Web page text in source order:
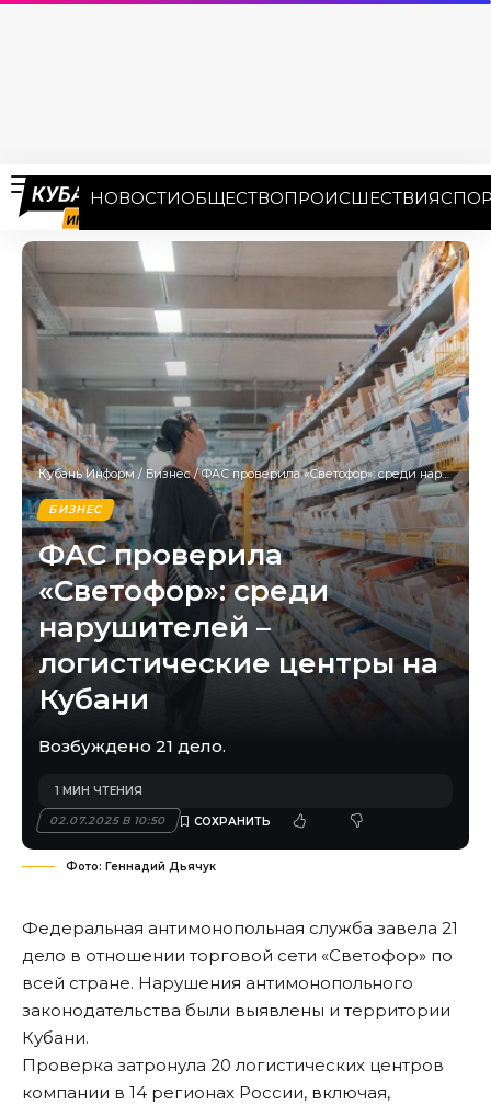
НОВОСТИОБЩЕСТВОПРОИСШЕСТВИЯ
Кубань Информ / Бизнес/ФАС проверила «Светофор»: среди нарушителей – логистические центры на Кубани
БИЗНЕС
ФАС проверила
«Светофор»: среди
нарушителей –
логистические центры на
Кубани
Возбуждено 21 дело.
02.07.2025 В 10:50
1 МИН ЧТЕНИЯ
Фото: Геннадий Дьячук
Федеральная антимонопольная служба завела 21
дело в отношении торговой сети «Светофор» по
всей стране. Нарушения антимонопольного
законодательства были выявлены и территории
Кубани.
Проверка затронула 20 логистических центров
компании в 14 регионах России, включая,